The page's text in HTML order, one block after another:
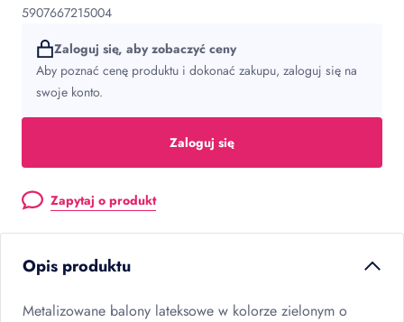
5907667215004
Zaloguj się, aby zobaczyć ceny
Aby poznać cenę produktu i dokonać zakupu, zaloguj się na
swoje konto.
Zaloguj się
Zapytaj o produkt
Opis produktu
Metalizowane balony lateksowe w kolorze zielonym o